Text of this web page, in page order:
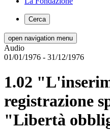
Cerca
open navigation menu
Audio
01/01/1976 - 31/12/1976
1.02
registrazione
"Libertà